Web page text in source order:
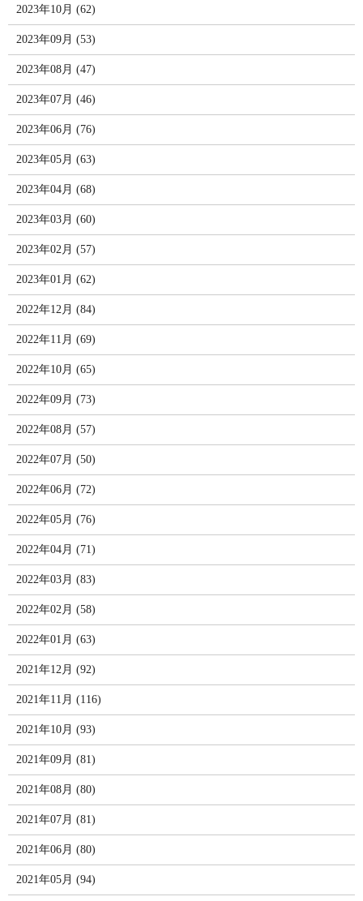
2023年10月 (62)
2023年09月 (53)
2023年08月 (47)
2023年07月 (46)
2023年06月 (76)
2023年05月 (63)
2023年04月 (68)
2023年03月 (60)
2023年02月 (57)
2023年01月 (62)
2022年12月 (84)
2022年11月 (69)
2022年10月 (65)
2022年09月 (73)
2022年08月 (57)
2022年07月 (50)
2022年06月 (72)
2022年05月 (76)
2022年04月 (71)
2022年03月 (83)
2022年02月 (58)
2022年01月 (63)
2021年12月 (92)
2021年11月 (116)
2021年10月 (93)
2021年09月 (81)
2021年08月 (80)
2021年07月 (81)
2021年06月 (80)
2021年05月 (94)